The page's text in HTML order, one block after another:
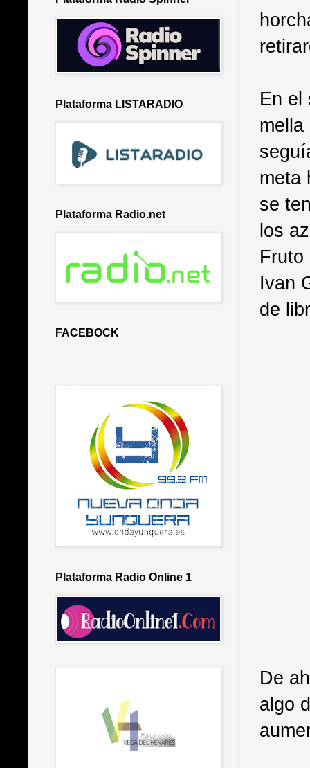
En el
mella
meta
se
los
Fruto
Ivan
de
De
algo
Plataforma LISTARADIO
Plataforma Radio.net
FACEBOCK
Plataforma Radio Online 1